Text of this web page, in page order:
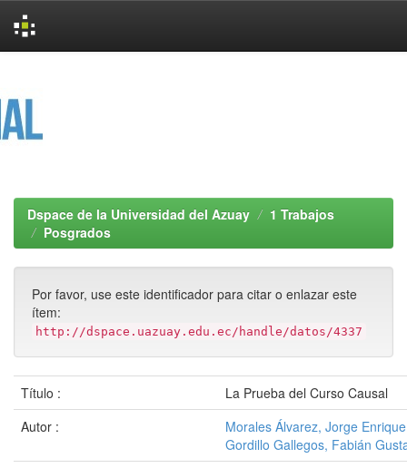
Dspace de la Universidad del Azuay
1 Trabajos
Posgrados
Por favor, use este identificador para citar o enlazar este
ítem:
http://dspace.uazuay.edu.ec/handle/datos/4337
Título :
La Prueba del Curso Causal
Autor :
Morales Álvarez, Jorge Enrique
Gordillo Gallegos, Fabián